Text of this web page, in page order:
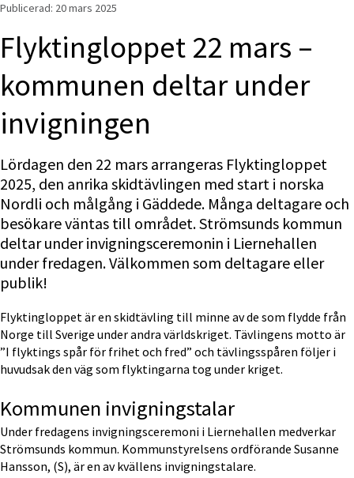
Publicerad: 20 mars 2025
Flyktingloppet 22 mars –
kommunen deltar under
invigningen
Lördagen den 22 mars arrangeras Flyktingloppet
2025, den anrika skidtävlingen med start i norska
Nordli och målgång i Gäddede. Många deltagare och
besökare väntas till området. Strömsunds kommun
deltar under invigningsceremonin i Liernehallen
under fredagen. Välkommen som deltagare eller
publik!
Flyktingloppet är en skidtävling till minne av de som flydde från
Norge till Sverige under andra världskriget. Tävlingens motto är
”I flyktings spår för frihet och fred” och tävlingsspåren följer i
huvudsak den väg som flyktingarna tog under kriget.
Kommunen invigningstalar
Under fredagens invigningsceremoni i Liernehallen medverkar
Strömsunds kommun. Kommunstyrelsens ordförande Susanne
Hansson, (S), är en av kvällens invigningstalare.